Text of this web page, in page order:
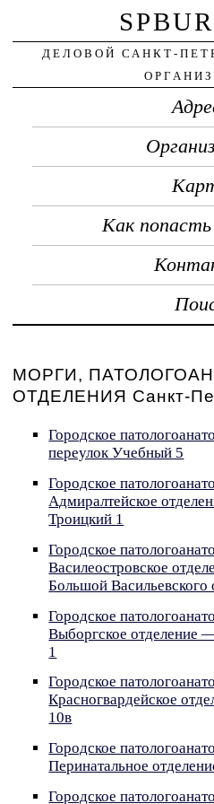
ДЕЛОВОЙ САНКТ-
Как
МОРГИ,
ОТДЕЛЕНИЯ Санкт-
Городское
переулок Учебный 5
Городское
Адмиралтейское
Троицкий 1
Городское
Василеостровское
Большой Васильевского
Городское
Выборгское отделение
1
Городское
Красногвардейское
10в
Городское
Перинатальное
Городское